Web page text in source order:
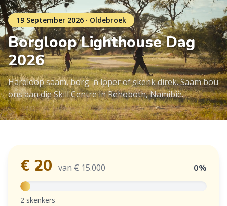
19 September 2026 · Oldebroek
Borgloop Lighthouse Dag
2026
Hardloop saam, borg 'n loper of skenk direk. Saam bou
ons aan die Skill Centre in Rehoboth, Namibië.
€ 20 van € 15.000 0%
2 skenkers